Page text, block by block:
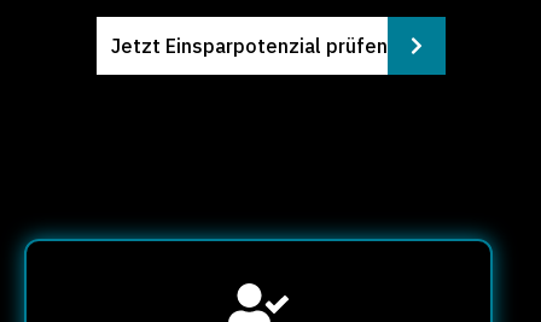
Jetzt Einsparpotenzial prüfen